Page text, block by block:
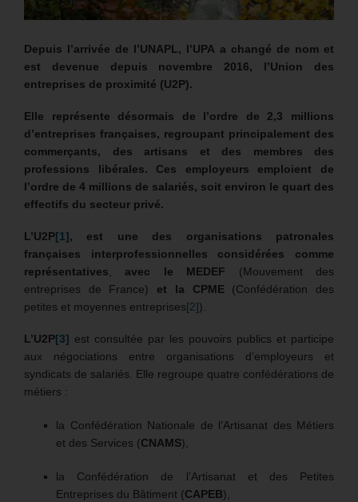
Depuis l’arrivée de l’UNAPL, l’UPA a changé de nom et
est devenue depuis novembre 2016, l’Union des
entreprises de proximité (U2P).
Elle représente désormais de l’ordre de 2,3 millions
d’entreprises françaises, regroupant principalement des
commerçants, des artisans et des membres des
professions libérales. Ces employeurs emploient de
l’ordre de 4 millions de salariés, soit environ le quart des
effectifs du secteur privé.
L’U2P[1], est une des organisations patronales
françaises interprofessionnelles considérées comme
représentatives
avec le MEDEF (Mouvement des
entreprises de France) et la CPME (Confédération des
petites et moyennes entreprises[2]).
L’U2P[3] est consultée par les pouvoirs publics et participe
aux négociations entre organisations d’employeurs et
syndicats de salariés. Elle regroupe quatre confédérations de
métiers :
la Confédération Nationale de l’Artisanat des Métiers
et des Services (CNAMS),
la Confédération de l’Artisanat et des Petites
Entreprises du Bâtiment (CAPEB),